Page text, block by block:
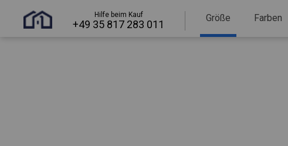
Hilfe beim Kauf
+49 35 817 283 011
Größe Farben